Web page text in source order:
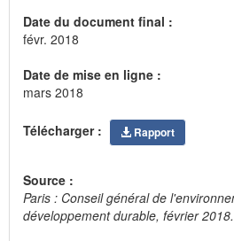
Date du document final :
févr. 2018
Date de mise en ligne :
mars 2018
Télécharger : Rapport
Source :
Paris : Conseil général de
développement durable, février